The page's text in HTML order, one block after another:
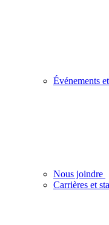
Événements
Nous joindre
Carrières et